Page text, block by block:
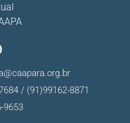
/ (91)99162-8871
9653